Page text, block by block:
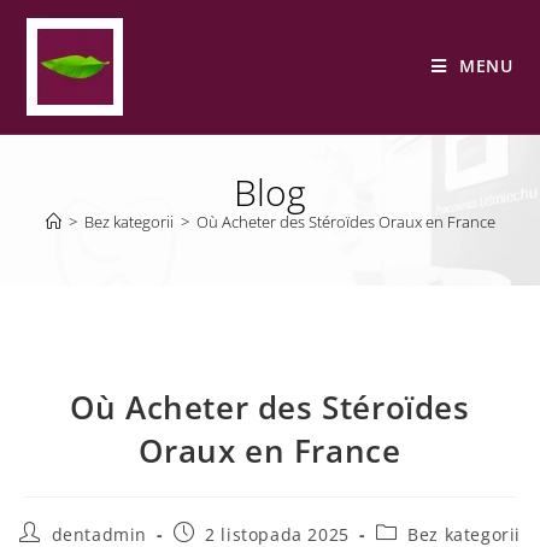
MENU
Blog
> Bez kategorii > Où Acheter des Stéroïdes Oraux en France
Où Acheter des Stéroïdes
Oraux en France
dentadmin 2 listopada 2025 Bez kategorii